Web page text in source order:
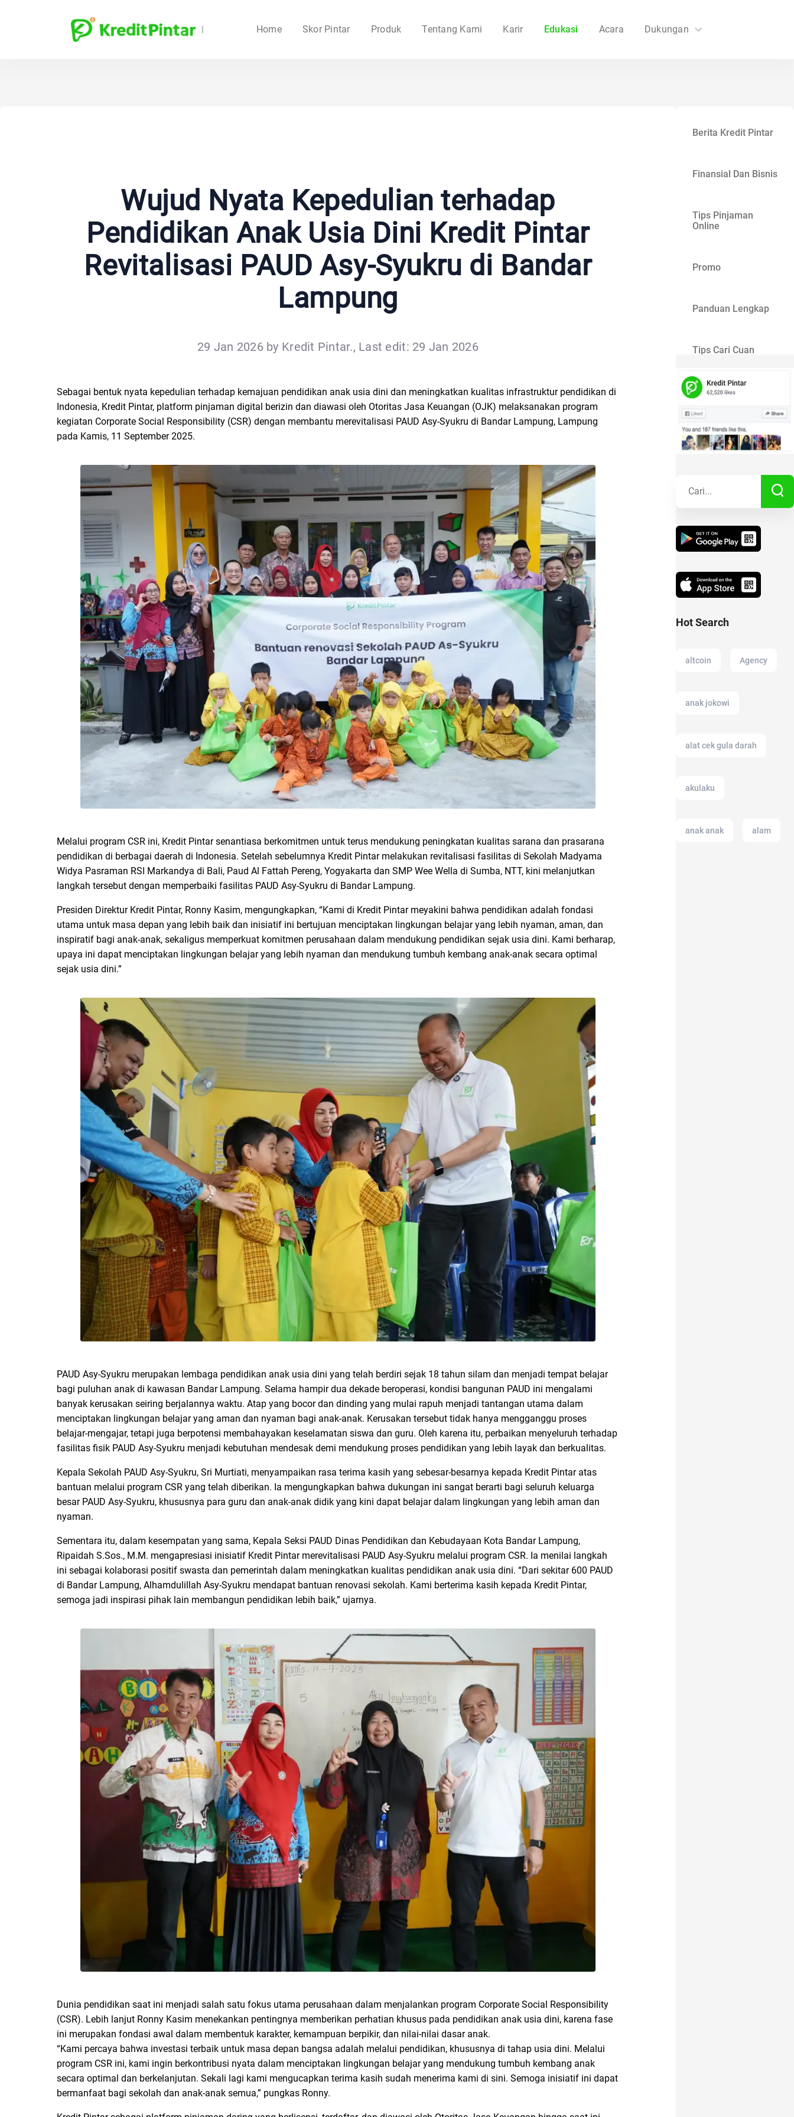
Home Skor Pintar Produk Tentang Kami Karir Edukasi Acara Dukungan
Wujud Nyata Kepedulian terhadap
Pendidikan Anak Usia Dini Kredit Pintar
Revitalisasi PAUD Asy-Syukru di Bandar
Lampung
29 Jan 2026 by Kredit Pintar., Last edit: 29 Jan 2026
Sebagai bentuk nyata kepedulian terhadap kemajuan pendidikan anak usia dini dan meningkatkan kualitas infrastruktur pendidikan di
Indonesia, Kredit Pintar, platform pinjaman digital berizin dan diawasi oleh Otoritas Jasa Keuangan (OJK) melaksanakan program
kegiatan Corporate Social Responsibility (CSR) dengan membantu merevitalisasi PAUD Asy-Syukru di Bandar Lampung, Lampung
pada Kamis, 11 September 2025.
Melalui program CSR ini, Kredit Pintar senantiasa berkomitmen untuk terus mendukung peningkatan kualitas sarana dan prasarana
pendidikan di berbagai daerah di Indonesia. Setelah sebelumnya Kredit Pintar melakukan revitalisasi fasilitas di Sekolah Madyama
Widya Pasraman RSI Markandya di Bali, Paud Al Fattah Pereng, Yogyakarta dan SMP Wee Wella di Sumba, NTT, kini melanjutkan
langkah tersebut dengan memperbaiki fasilitas PAUD Asy-Syukru di Bandar Lampung.
Presiden Direktur Kredit Pintar, Ronny Kasim, mengungkapkan, “Kami di Kredit Pintar meyakini bahwa pendidikan adalah fondasi
utama untuk masa depan yang lebih baik dan inisiatif ini bertujuan menciptakan lingkungan belajar yang lebih nyaman, aman, dan
inspiratif bagi anak-anak, sekaligus memperkuat komitmen perusahaan dalam mendukung pendidikan sejak usia dini. Kami berharap,
upaya ini dapat menciptakan lingkungan belajar yang lebih nyaman dan mendukung tumbuh kembang anak-anak secara optimal
sejak usia dini.”
PAUD Asy-Syukru merupakan lembaga pendidikan anak usia dini yang telah berdiri sejak 18 tahun silam dan menjadi tempat belajar
bagi puluhan anak di kawasan Bandar Lampung. Selama hampir dua dekade beroperasi, kondisi bangunan PAUD ini mengalami
banyak kerusakan seiring berjalannya waktu. Atap yang bocor dan dinding yang mulai rapuh menjadi tantangan utama dalam
menciptakan lingkungan belajar yang aman dan nyaman bagi anak-anak. Kerusakan tersebut tidak hanya mengganggu proses
belajar-mengajar, tetapi juga berpotensi membahayakan keselamatan siswa dan guru. Oleh karena itu, perbaikan menyeluruh terhadap
fasilitas fisik PAUD Asy-Syukru menjadi kebutuhan mendesak demi mendukung proses pendidikan yang lebih layak dan berkualitas.
Kepala Sekolah PAUD Asy-Syukru, Sri Murtiati, menyampaikan rasa terima kasih yang sebesar-besarnya kepada Kredit Pintar atas
bantuan melalui program CSR yang telah diberikan. Ia mengungkapkan bahwa dukungan ini sangat berarti bagi seluruh keluarga
besar PAUD Asy-Syukru, khususnya para guru dan anak-anak didik yang kini dapat belajar dalam lingkungan yang lebih aman dan
nyaman.
Sementara itu, dalam kesempatan yang sama, Kepala Seksi PAUD Dinas Pendidikan dan Kebudayaan Kota Bandar Lampung,
Ripaidah S.Sos., M.M. mengapresiasi inisiatif Kredit Pintar merevitalisasi PAUD Asy-Syukru melalui program CSR. Ia menilai langkah
ini sebagai kolaborasi positif swasta dan pemerintah dalam meningkatkan kualitas pendidikan anak usia dini. “Dari sekitar 600 PAUD
di Bandar Lampung, Alhamdulillah Asy-Syukru mendapat bantuan renovasi sekolah. Kami berterima kasih kepada Kredit Pintar,
semoga jadi inspirasi pihak lain membangun pendidikan lebih baik,” ujarnya.
Dunia pendidikan saat ini menjadi salah satu fokus utama perusahaan dalam menjalankan program Corporate Social Responsibility
(CSR). Lebih lanjut Ronny Kasim menekankan pentingnya memberikan perhatian khusus pada pendidikan anak usia dini, karena fase
ini merupakan fondasi awal dalam membentuk karakter, kemampuan berpikir, dan nilai-nilai dasar anak.
“Kami percaya bahwa investasi terbaik untuk masa depan bangsa adalah melalui pendidikan, khususnya di tahap usia dini. Melalui
program CSR ini, kami ingin berkontribusi nyata dalam menciptakan lingkungan belajar yang mendukung tumbuh kembang anak
secara optimal dan berkelanjutan. Sekali lagi kami mengucapkan terima kasih sudah menerima kami di sini. Semoga inisiatif ini dapat
bermanfaat bagi sekolah dan anak-anak semua,” pungkas Ronny.
Berita Kredit Pintar
Finansial Dan Bisnis
Tips Pinjaman
Online
Promo
Panduan Lengkap
Tips Cari Cuan
Gaya Hidup
Kisah Sukses
Hot Search
altcoin Agency
anak jokowi
alat cek gula darah
akulaku
anak anak alam